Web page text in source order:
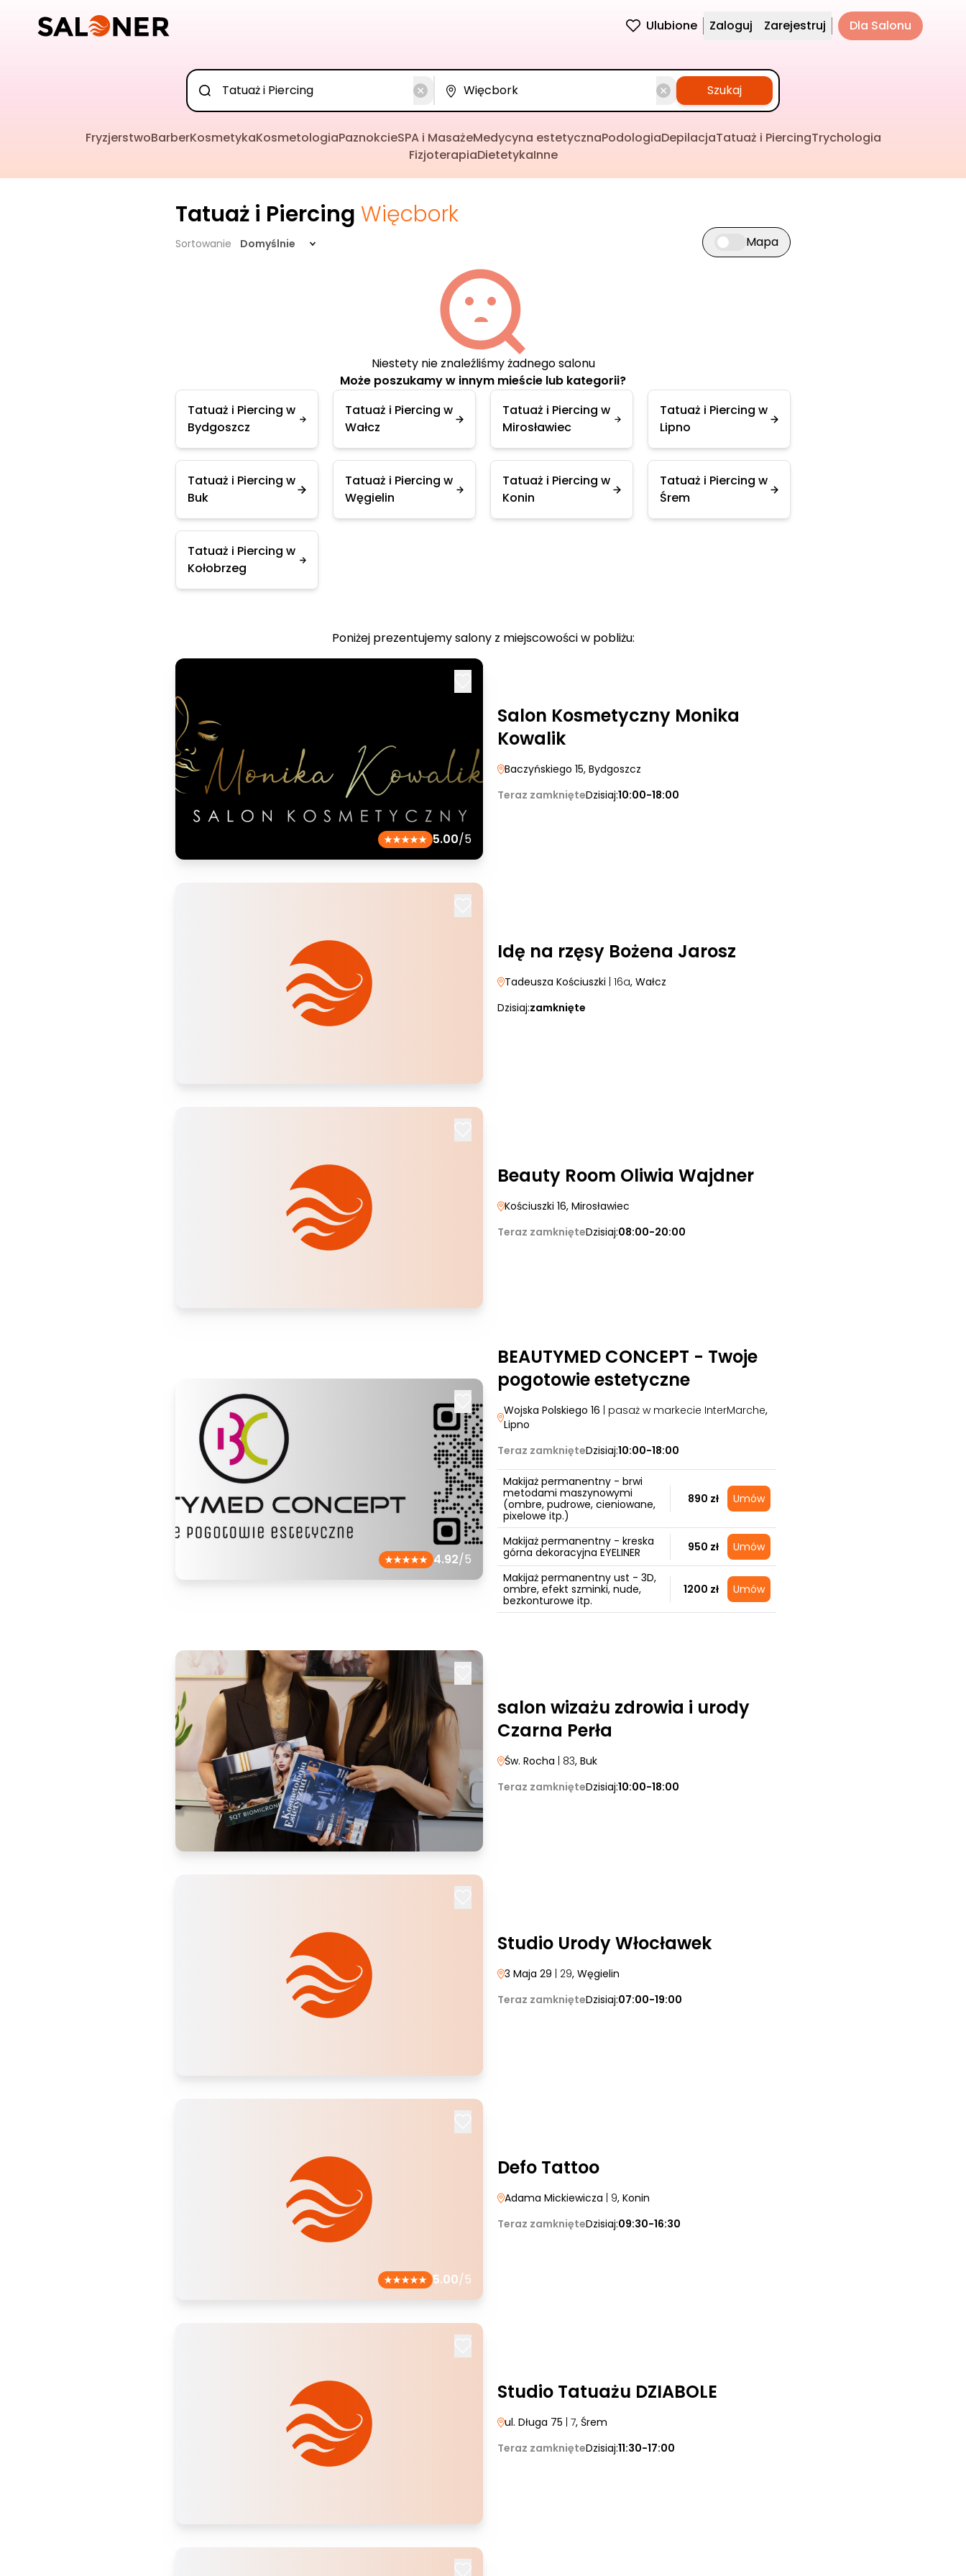
Ulubione Zaloguj Zarejestruj Dla Salonu
Szukaj
FryzjerstwoBarberKosmetykaKosmetologiaPaznokcieSPA i MasażeMedycyna estetycznaPodologiaDepilacjaTatuaż i PiercingTrychologia
FizjoterapiaDietetykaInne
Tatuaż i Piercing Więcbork
Sortowanie Domyślnie Przełącz widok mapy
Mapa
Niestety nie znaleźliśmy żadnego salonu
Może poszukamy w innym mieście lub kategorii?
Tatuaż i Piercing w
Bydgoszcz
Tatuaż i Piercing w
Wałcz
Tatuaż i Piercing w
Mirosławiec
Tatuaż i Piercing w
Lipno
Tatuaż i Piercing w
Buk
Tatuaż i Piercing w
Węgielin
Tatuaż i Piercing w
Konin
Tatuaż i Piercing w
Śrem
Tatuaż i Piercing w
Kołobrzeg
Poniżej prezentujemy salony z miejscowości w pobliżu:
5.00/5
Salon Kosmetyczny Monika
Kowalik
Baczyńskiego 15, Bydgoszcz
Teraz zamknięteDzisiaj:10:00-18:00
Idę na rzęsy Bożena Jarosz
Tadeusza Kościuszki | 16a, Wałcz
Dzisiaj:zamknięte
Beauty Room Oliwia Wajdner
Kościuszki 16, Mirosławiec
Teraz zamknięteDzisiaj:08:00-20:00
4.92/5
BEAUTYMED CONCEPT - Twoje
pogotowie estetyczne
Wojska Polskiego 16 | pasaż w markecie InterMarche,
Lipno
Teraz zamknięteDzisiaj:10:00-18:00
Makijaż permanentny - brwi
metodami maszynowymi
(ombre, pudrowe, cieniowane,
pixelowe itp.)
890 zł Umów
Makijaż permanentny - kreska
górna dekoracyjna EYELINER
950 zł Umów
Makijaż permanentny ust - 3D,
ombre, efekt szminki, nude,
bezkonturowe itp.
1200 zł Umów
salon wizażu zdrowia i urody
Czarna Perła
Św. Rocha | 83, Buk
Teraz zamknięteDzisiaj:10:00-18:00
Studio Urody Włocławek
3 Maja 29 | 29, Węgielin
Teraz zamknięteDzisiaj:07:00-19:00
5.00/5
Defo Tattoo
Adama Mickiewicza | 9, Konin
Teraz zamknięteDzisiaj:09:30-16:30
Studio Tatuażu DZIABOLE
ul. Długa 75 | 7, Śrem
Teraz zamknięteDzisiaj:11:30-17:00